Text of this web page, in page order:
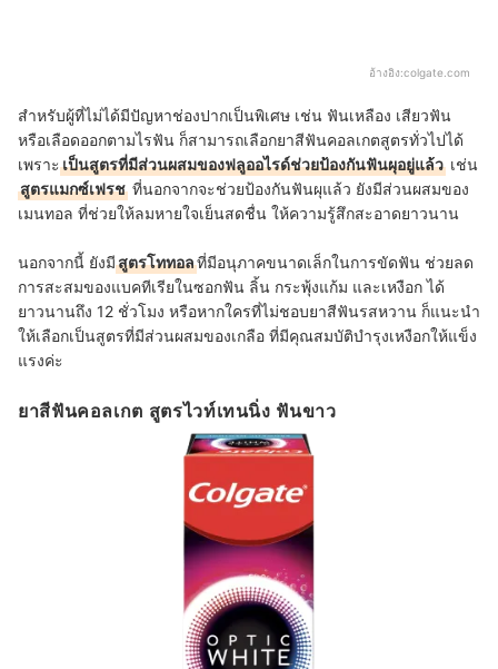
อ้างอิง:colgate.com
สำหรับผู้ที่ไม่ได้มีปัญหาช่องปากเป็นพิเศษ เช่น ฟันเหลือง เสียวฟัน
หรือเลือดออกตามไรฟัน ก็สามารถเลือกยาสีฟันคอลเกตสูตรทั่วไปได้
เพราะเป็นสูตรที่มีส่วนผสมของฟลูออไรด์ช่วยป้องกันฟันผุอยู่แล้ว เช่น
สูตรแมกซ์เฟรช ที่นอกจากจะช่วยป้องกันฟันผุแล้ว ยังมีส่วนผสมของ
เมนทอล ที่ช่วยให้ลมหายใจเย็นสดชื่น ให้ความรู้สึกสะอาดยาวนาน
นอกจากนี้ ยังมีสูตรโททอลที่มีอนุภาคขนาดเล็กในการขัดฟัน ช่วยลด
การสะสมของแบคทีเรียในซอกฟัน ลิ้น กระพุ้งแก้ม และเหงือก ได้
ยาวนานถึง 12 ชั่วโมง หรือหากใครที่ไม่ชอบยาสีฟันรสหวาน ก็แนะนำ
ให้เลือกเป็นสูตรที่มีส่วนผสมของเกลือ ที่มีคุณสมบัติบำรุงเหงือกให้แข็ง
แรงค่ะ
ยาสีฟันคอลเกต สูตรไวท์เทนนิ่ง ฟันขาว